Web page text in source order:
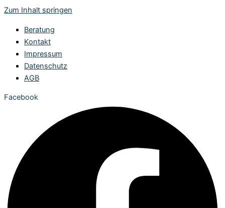
Zum Inhalt springen
Beratung
Kontakt
Impressum
Datenschutz
AGB
Facebook